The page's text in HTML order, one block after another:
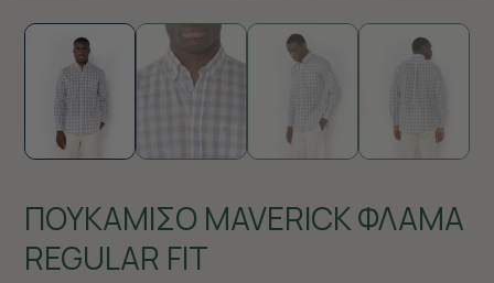
ΠΟΥΚΑΜΙΣΟ MAVERICK ΦΛΑΜΑ
REGULAR FIT